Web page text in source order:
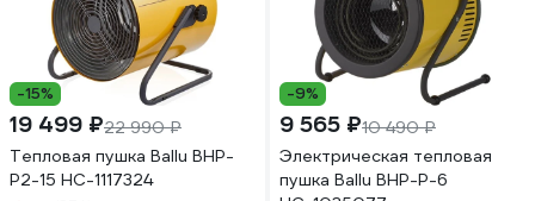
-15%
19 499 ₽22 990 ₽
Тепловая пушка Ballu BHP-
P2-15 НС-1117324
-9%
9 565 ₽10 490 ₽
Электрическая тепловая
пушка Ballu BHP-P-6